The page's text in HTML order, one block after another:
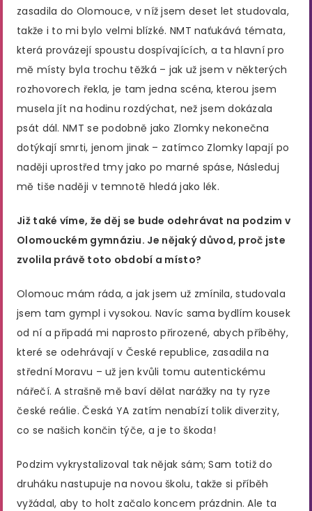
zasadila do Olomouce, v níž jsem deset let studovala,
takže i to mi bylo velmi blízké. NMT naťukává témata,
která provázejí spoustu dospívajících, a ta hlavní pro
mě místy byla trochu těžká – jak už jsem v některých
rozhovorech řekla, je tam jedna scéna, kterou jsem
musela jít na hodinu rozdýchat, než jsem dokázala
psát dál. NMT se podobně jako Zlomky nekonečna
dotýkají smrti, jenom jinak – zatímco Zlomky lapají po
naději uprostřed tmy jako po marné spáse, Následuj
mě tiše naději v temnotě hledá jako lék.
Již také víme, že děj se bude odehrávat na podzim v
Olomouckém gymnáziu. Je nějaký důvod, proč jste
zvolila právě toto období a místo?
Olomouc mám ráda, a jak jsem už zmínila, studovala
jsem tam gympl i vysokou. Navíc sama bydlím kousek
od ní a připadá mi naprosto přirozené, abych příběhy,
které se odehrávají v České republice, zasadila na
střední Moravu – už jen kvůli tomu autentickému
nářečí. A strašně mě baví dělat narážky na ty ryze
české reálie. Česká YA zatím nenabízí tolik diverzity,
co se našich končin týče, a je to škoda!
Podzim vykrystalizoval tak nějak sám; Sam totiž do
druháku nastupuje na novou školu, takže si příběh
vyžádal, aby to holt začalo koncem prázdnin. Ale ta